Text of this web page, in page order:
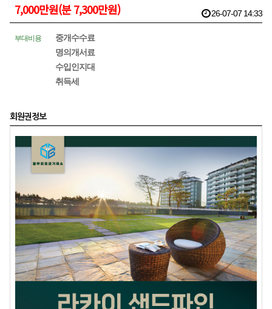
7,000만원(분 7,300만원)
부대비용
중개수수료
명의개서료
수입인지대
취득세
26-07-07 14:33
회원권정보